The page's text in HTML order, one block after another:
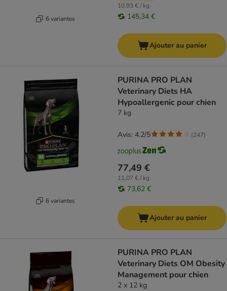
6 variantes
10,93 € / kg
145,34 €
Ajouter au panier
6 variantes
PURINA PRO PLAN
Veterinary Diets HA
Hypoallergenic pour chien
7 kg
77,49 €
11,07 € / kg
73,62 €
Avis: 4.2/5 (247)
Ajouter au panier
PURINA PRO PLAN
Veterinary Diets OM Obesity
Management pour chien
2 x 12 kg